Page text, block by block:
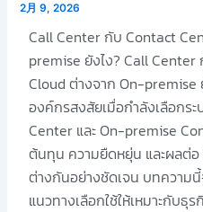
2月 9, 2026
Call Center กับ Contact
premise ยังไง? Call
Cloud ต่างจาก On-premise
องค์กรสงสัยเมื่อกำลังเลือกร
Center และ On-premise
ต้นทุน ความยืดหยุ่น และผลต่
ต่างกันอย่างชัดเจน บทความ
แนวทางเลือกใช้ให้เหมาะกับธุร